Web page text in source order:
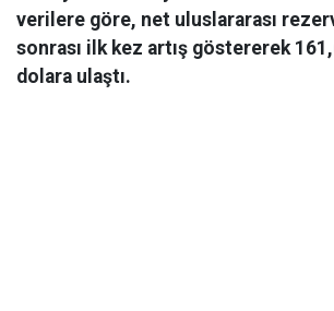
verilere göre, net uluslararası
sonrası ilk kez artış göstererek
dolara ulaştı.